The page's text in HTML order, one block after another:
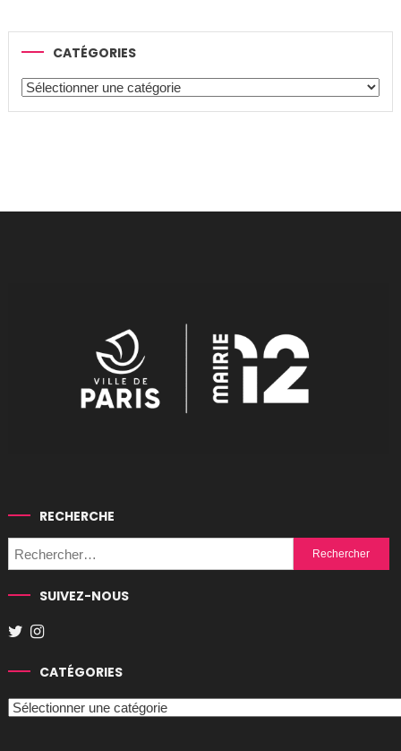
CATÉGORIES
Catégories
RECHERCHE
Rechercher :
SUIVEZ-NOUS
CATÉGORIES
Catégories